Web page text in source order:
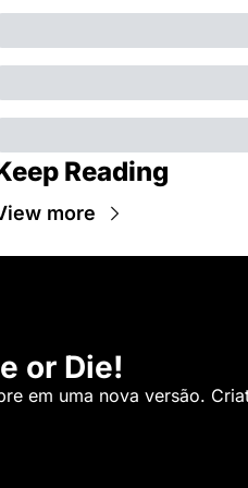
Reading
more
or Die!
em uma nova versão.